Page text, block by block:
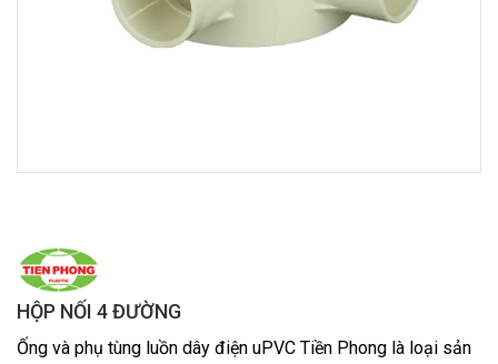
HỘP NỐI 4 ĐƯỜNG
Ống và phụ tùng luồn dây điện uPVC Tiền Phong là loại sản